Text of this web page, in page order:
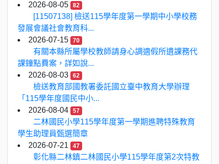
2026-08-05
82
[11507138] 檢送115學年度第一學期中小學校務
發展會議社會教育科...
2026-07-15
70
有關本縣所屬學校教師請身心調適假所遺課務代
課鐘點費案，詳如說...
2026-08-03
62
檢送教育部國教署委託國立臺中教育大學辦理
「115學年度國民中小...
2026-08-04
57
二林國民小學115學年度第一學期進聘特殊教育
學生助理員甄選簡章
2026-07-21
47
彰化縣二林鎮二林國民小學115學年度第2次特教